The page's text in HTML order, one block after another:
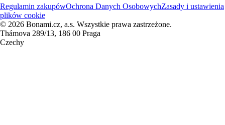
Regulamin zakupówOchrona Danych OsobowychZasady i ustawienia
plików cookie
© 2026 Bonami.cz, a.s. Wszystkie prawa zastrzeżone.
Thámova 289/13, 186 00 Praga
Czechy